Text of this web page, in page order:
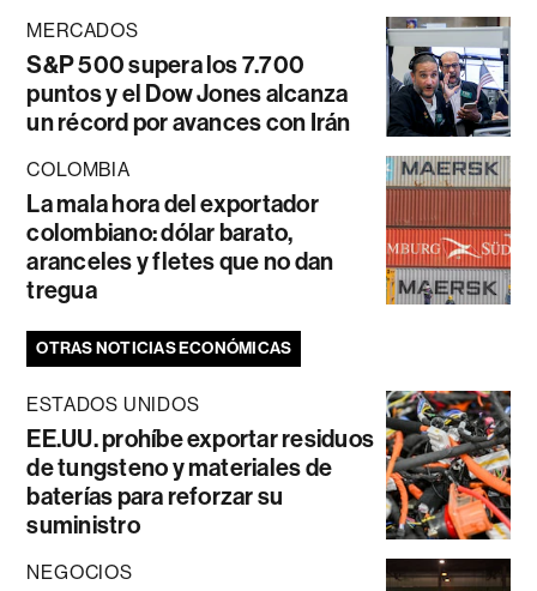
MERCADOS
S&P 500 supera los 7.700
puntos y el Dow Jones alcanza
un récord por avances con Irán
COLOMBIA
La mala hora del exportador
colombiano: dólar barato,
aranceles y fletes que no dan
tregua
OTRAS NOTICIAS ECONÓMICAS
ESTADOS UNIDOS
EE.UU. prohíbe exportar residuos
de tungsteno y materiales de
baterías para reforzar su
suministro
NEGOCIOS